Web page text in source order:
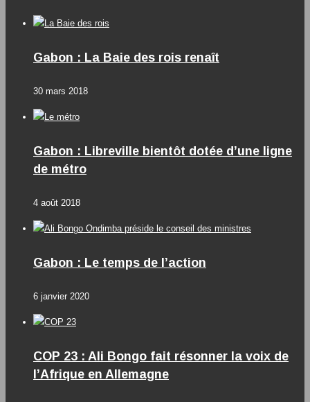
Gabon : La Baie des rois renaît
30 mars 2018
Gabon : Libreville bientôt dotée d’une ligne
de métro
4 août 2018
Gabon : Le temps de l’action
6 janvier 2020
COP 23 : Ali Bongo fait résonner la voix de
l’Afrique en Allemagne